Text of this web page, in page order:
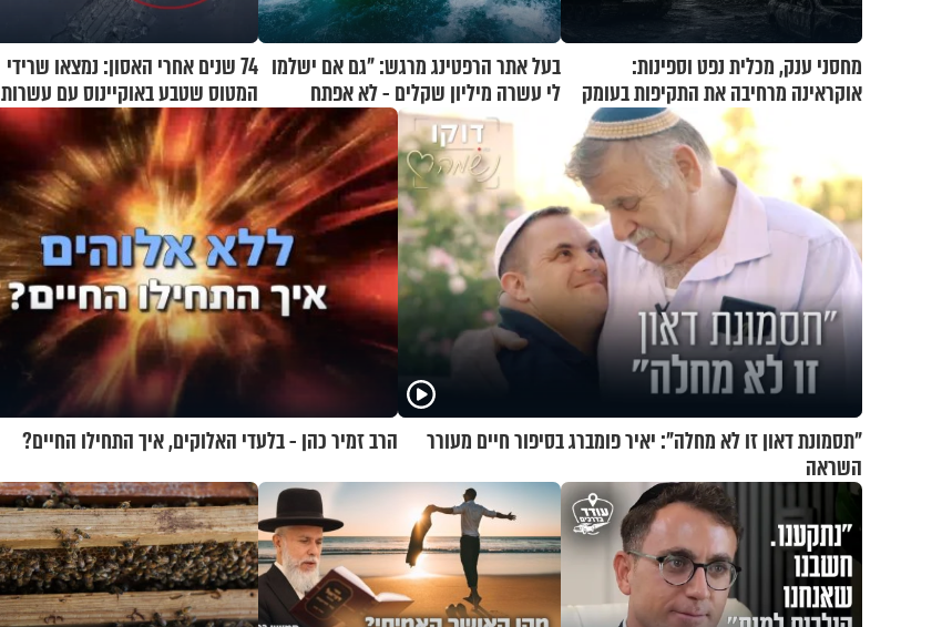
מחסני ענק, מכלית נפט וספינות:
אוקראינה מרחיבה את התקיפות בעומק
בעל אתר הרפטינג מרגש: "גם אם ישלמו
לי עשרה מיליון שקלים - לא אפתח
בשבת"
74 שנים אחרי האסון: נמצאו שרידי
המטוס שטבע באוקיינוס עם עשרות
נוסעים
"תסמונת דאון זו לא מחלה": יאיר פומברג בסיפור חיים מעורר
השראה
הרב זמיר כהן - בלעדי האלוקים, איך התחילו החיים?